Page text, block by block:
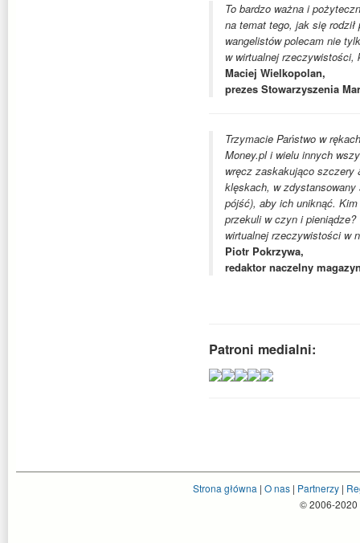
To bardzo ważna i
na temat tego, jak się
wangelistów polecam nie
w wirtualnej
Maciej Wielkopolan,
prezes Stowarzyszenia
Trzymacie Państwo w
Money.pl i wielu innych
wręcz zaskakująco szczery
klęskach, w zdystansowany
pójść), aby ich uniknąć.
przekuli w czyn i
wirtualnej rzeczywistości w
Piotr Pokrzywa,
redaktor naczelny
Patroni medialni:
Strona główna | O nas| Partnerzy|
© 2006-2020